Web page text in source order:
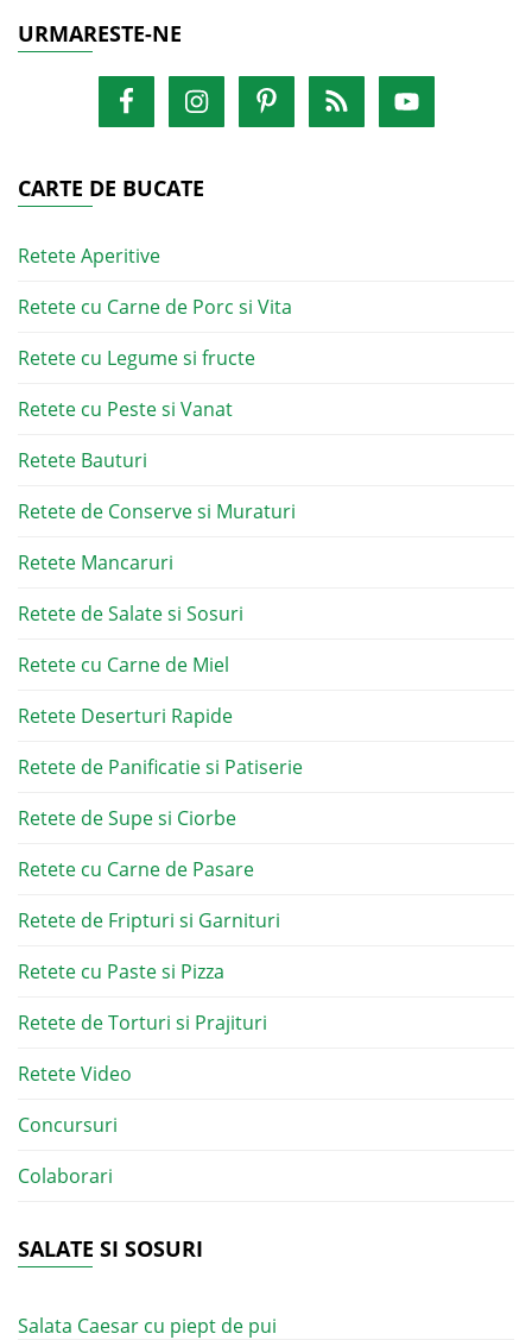
URMARESTE-NE
CARTE DE BUCATE
Retete Aperitive
Retete cu Carne de Porc si Vita
Retete cu Legume si fructe
Retete cu Peste si Vanat
Retete Bauturi
Retete de Conserve si Muraturi
Retete Mancaruri
Retete de Salate si Sosuri
Retete cu Carne de Miel
Retete Deserturi Rapide
Retete de Panificatie si Patiserie
Retete de Supe si Ciorbe
Retete cu Carne de Pasare
Retete de Fripturi si Garnituri
Retete cu Paste si Pizza
Retete de Torturi si Prajituri
Retete Video
Concursuri
Colaborari
SALATE SI SOSURI
Salata Caesar cu piept de pui